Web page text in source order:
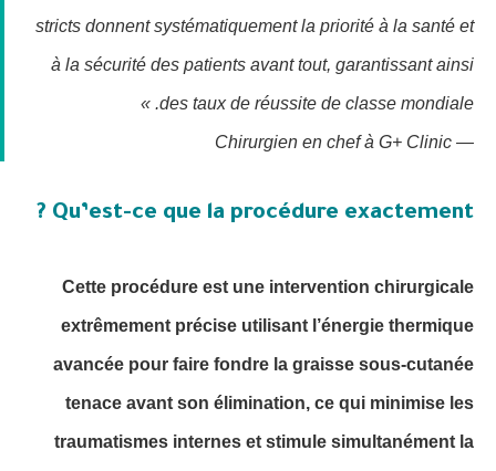
stricts donnent systématiquement la priorité à la santé et
à la sécurité des patients avant tout, garantissant ainsi
des taux de réussite de classe mondiale. »
—
Chirurgien en chef à G+ Clinic
Qu’est-ce que la procédure exactement ?
Cette procédure est une intervention chirurgicale
extrêmement précise utilisant l’énergie thermique
avancée pour faire fondre la graisse sous-cutanée
tenace avant son élimination, ce qui minimise les
traumatismes internes et stimule simultanément la